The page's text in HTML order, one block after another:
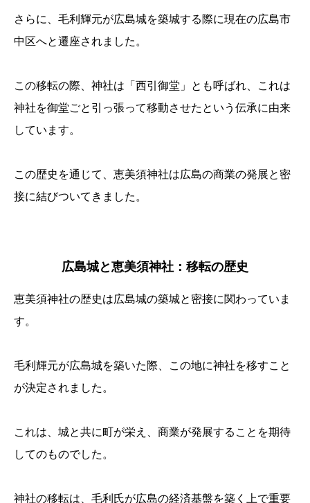
さらに、毛利輝元が広島城を築城する際に現在の広島市
中区へと遷座されました。
この移転の際、神社は「西引御堂」とも呼ばれ、これは
神社を御堂ごと引っ張って移動させたという伝承に由来
しています。
この歴史を通じて、恵美須神社は広島の商業の発展と密
接に結びついてきました。
広島城と恵美須神社：移転の歴史
恵美須神社の歴史は広島城の築城と密接に関わっていま
す。
毛利輝元が広島城を築いた際、この地に神社を移すこと
が決定されました。
これは、城と共に町が栄え、商業が発展することを期待
してのものでした。
神社の移転は、毛利氏が広島の経済基盤を築く上で重要